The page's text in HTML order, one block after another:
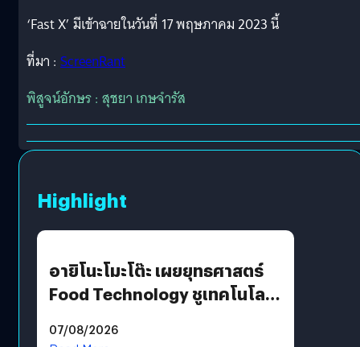
‘Fast X’ มีเข้าฉายในวันที่ 17 พฤษภาคม 2023 นี้
ที่มา : ScreenRant
พิสูจน์อักษร : สุชยา เกษจำรัส
Highlight
อายิโนะโมะโต๊ะ เผยยุทธศาสตร์
Food Technology ชูเทคโนโลยี
บริโภคและ B2B
07/08/2026